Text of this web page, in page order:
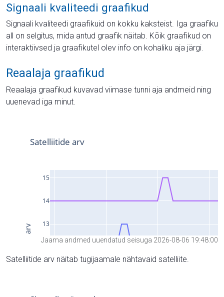
Signaali kvaliteedi graafikud
Signaali kvaliteedi graafikuid on kokku kaksteist. Iga graafiku
all on selgitus, mida antud graafik näitab. Kõik graafikud on
interaktiivsed ja graafikutel olev info on kohaliku aja järgi.
Reaalaja graafikud
Reaalaja graafikud kuvavad viimase tunni aja andmeid ning
uuenevad iga minut.
Jaama andmed uuendatud seisuga 2026-08-06 19:48:00
Satelliitide arv näitab tugijaamale nähtavaid satelliite.